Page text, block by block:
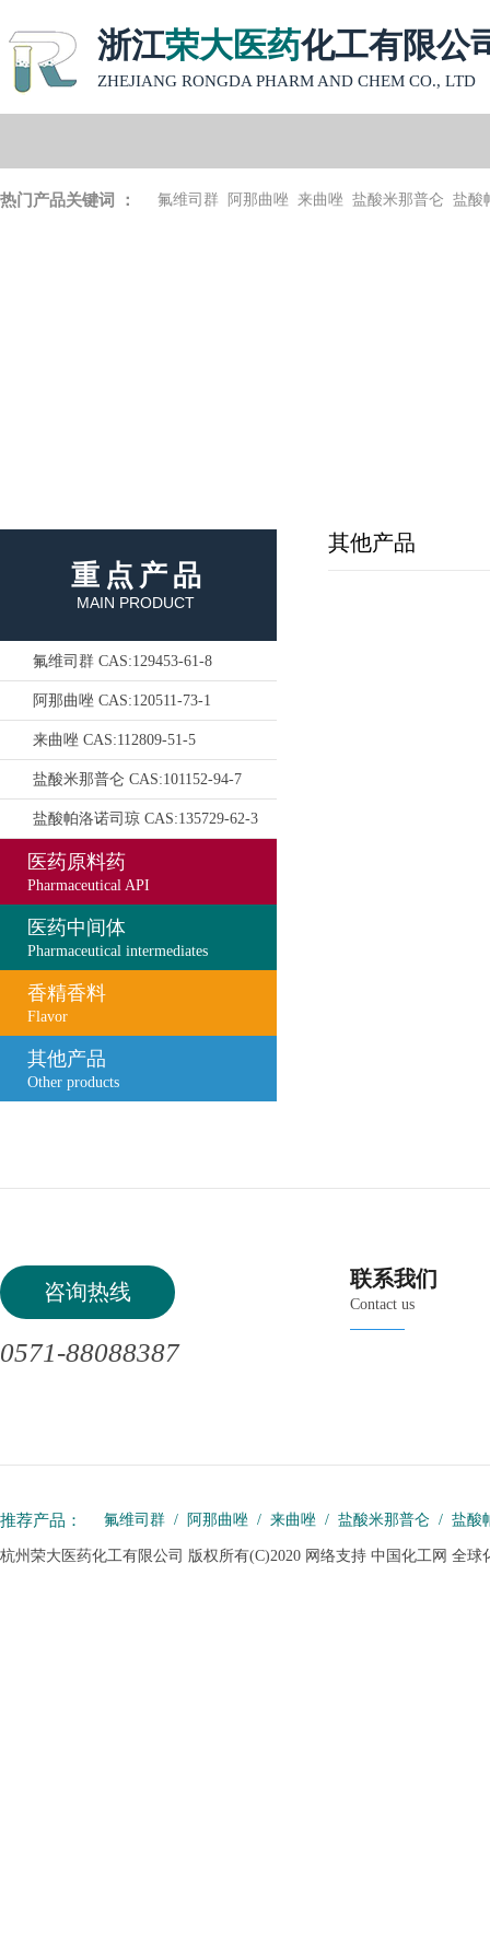
浙江荣大医药化工有限公
ZHEJIANG RONGDA PHARM AND CHEM CO., LTD
热门产品关键词 ： 氟维司群 阿那曲唑 来曲唑 盐酸米那普仑 盐酸
重点产品
MAIN PRODUCT
氟维司群 CAS:129453-61-8
阿那曲唑 CAS:120511-73-1
来曲唑 CAS:112809-51-5
盐酸米那普仑 CAS:101152-94-7
盐酸帕洛诺司琼 CAS:135729-62-3
医药原料药
Pharmaceutical API
医药中间体
Pharmaceutical intermediates
香精香料
Flavor
其他产品
Other products
其他产品
咨询热线
0571-88088387
联系我们
Contact us
推荐产品： 氟维司群 / 阿那曲唑 / 来曲唑 / 盐酸米那普仑 / 盐酸
杭州荣大医药化工有限公司 版权所有(C)2020 网络支持 中国化工网 全球